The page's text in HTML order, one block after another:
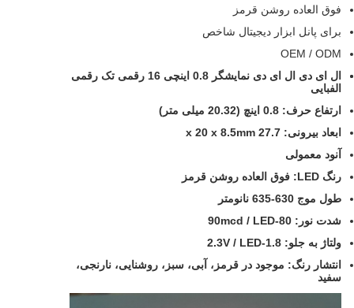
فوق العاده روشن قرمز
برای پانل ابزار دیجیتال شاخص
OEM / ODM
ال ای دی ال ای دی نمایشگر 0.8 اینچی 16 رقمی تک رقمی
الفبایی
ارتفاع حرف: 0.8 اینچ (20.32 میلی متر)
ابعاد بیرونی: 27.7 x 20 x 8.5mm
آنود معمولی
رنگ LED: فوق العاده روشن قرمز
طول موج 630-635 نانومتر
شدت نور: 80-90mcd / LED
ولتاژ به جلو: 1.8-2.3V / LED
انتشار رنگ: موجود در قرمز، آبی، سبز، روشنایی، نارنجی،
سفید